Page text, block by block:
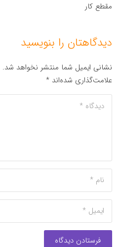
مقطع کار
دیدگاهتان را بنویسید
نشانی ایمیل شما منتشر نخواهد شد.
علامت‌گذاری شده‌اند*
فرستادن دیدگاه